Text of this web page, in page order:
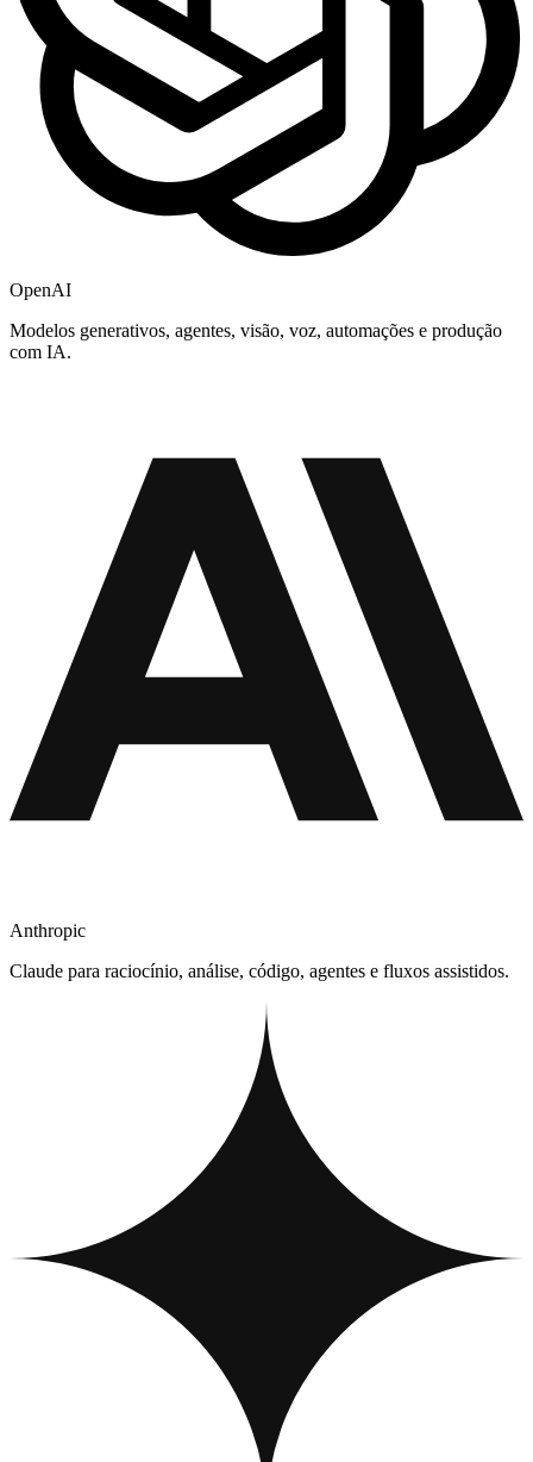
OpenAI
Modelos generativos, agentes, visão, voz, automações e produção
com IA.
Anthropic
Claude para raciocínio, análise, código, agentes e fluxos assistidos.